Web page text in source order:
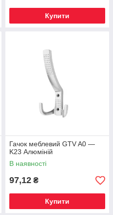
Купити
Гачок меблевий GTV A0 —
K23 Алюміній
В наявності
97,12 ₴
Купити